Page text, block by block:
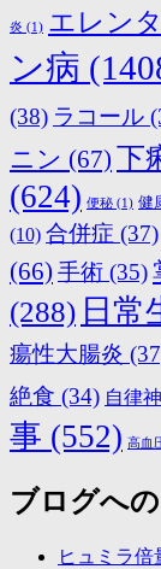
炎 (1) エレン
ン病
(38) ラコール
ニン (67) 下
(624) 便秘 (1) 健
(10) 合併症 (37)
(66) 手術 (35)
(288) 日常
瘍性大腸炎
絶食 (34) 自律
事 (552) 高血
ブログへ
ヒュミラ倍